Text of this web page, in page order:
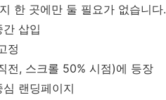
한 곳에만 둘 필요가 없습니다.
삽입
정
전, 스크롤 50% 시점)에 등장
랜딩페이지